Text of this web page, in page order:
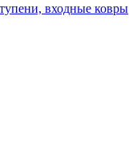
входные ковры